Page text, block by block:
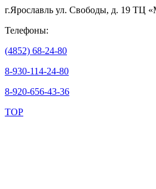
г.Ярославль ул. Свободы, д. 19 ТЦ
Телефоны:
(4852) 68-24-80
8-930-114-24-80
8-920-656-43-36
TOP